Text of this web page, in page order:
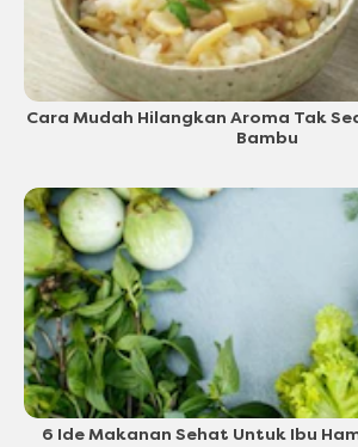
Cara Mudah Hilangkan Aroma Tak
Bambu
6 Ide Makanan Sehat Untuk Ibu